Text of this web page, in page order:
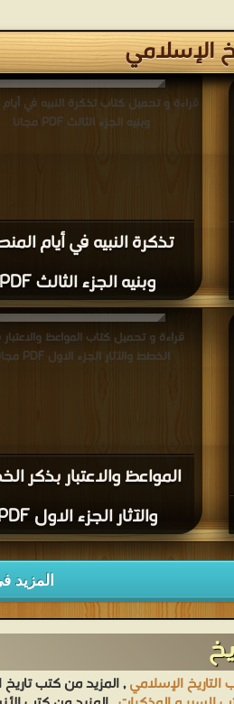
الإسلامي
تذكرة النبيه في أيام
وبنيه الجزء الثالث PDF
قراءة و تحميل كتاب تذكرة النبيه في أيام
وبنيه الجزء الثالث PDF مجانا
المواعظ والاعتبار بذكر
والآثار الجزء الاول PDF
قراءة و تحميل كتاب المواعظ
الخطط والآثار الجزء الاول PDF مجانا
المزيد
الإسلامي, المزيد من كتب تاريخ